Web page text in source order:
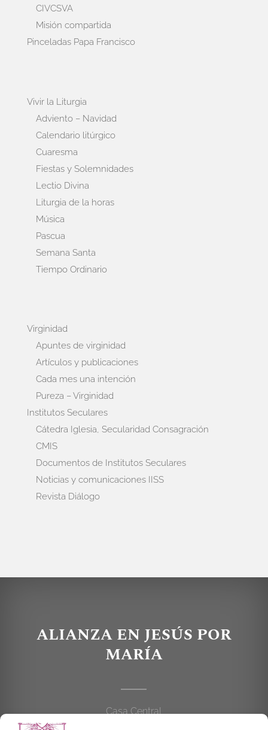
CIVCSVA
Misión compartida
Pinceladas Papa Francisco
Vivir la Liturgia
Adviento – Navidad
Calendario litúrgico
Cuaresma
Fiestas y Solemnidades
Lectio Divina
Liturgia de la horas
Música
Pascua
Semana Santa
Tiempo Ordinario
Virginidad
Apuntes de virginidad
Artículos y publicaciones
Cada mes una intención
Pureza – Virginidad
Institutos Seculares
Cátedra Iglesia, Secularidad Consagración
CMIS
Documentos de Institutos Seculares
Noticias y comunicaciones IISS
Revista Diálogo
ALIANZA EN JESÚS POR
MARÍA
Casa Central